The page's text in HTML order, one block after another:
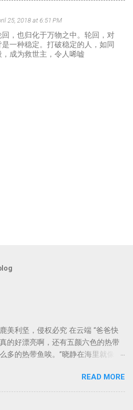
25, 2018 at 6:51 PM
，也归化于万物之中。轮回，对
一种稳定。打破稳定的人，如同
成为救世主，令人唏嘘
美利坚，侵权必究 在云端 “爸爸快
的好漂亮啊，还有五颜六色的热带
多的热带鱼唉。”晓静在海里就像一
时候老爸就答应带你来这里游泳
举办的婚礼呢。”刘恺露出了欣慰的
了不幸去世之后，这个宝贝女儿就
READ MORE